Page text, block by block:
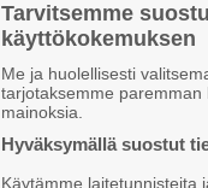
Tarvitsemme
käyttökokemuksen
Me ja huolellisesti
tarjotaksemme
mainoksia.
Hyväksymällä suostut
Käytämme laitetunnisteita